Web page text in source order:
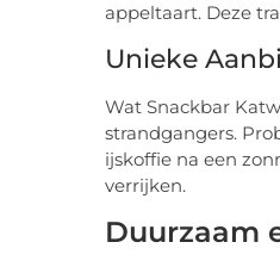
appeltaart. Deze
Unieke
Wat Snackbar
strandgangers.
ijskoffie na een
verrijken.
Duurzaam